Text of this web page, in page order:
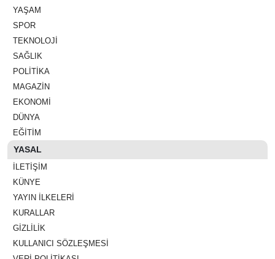
YAŞAM
SPOR
TEKNOLOJI
SAĞLIK
POLITIKA
MAGAZIN
EKONOMI
DÜNYA
EĞITIM
YASAL
İLETIŞIM
KÜNYE
YAYIN İLKELERI
KURALLAR
GIZLILIK
KULLANICI SÖZLEŞMESI